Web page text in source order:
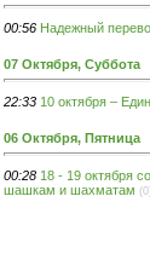
00:56 Надежный
07 Октября, Суббота
22:33 10 октября –
06 Октября, Пятница
00:28 18 - 19 октября
шашкам и шахматам